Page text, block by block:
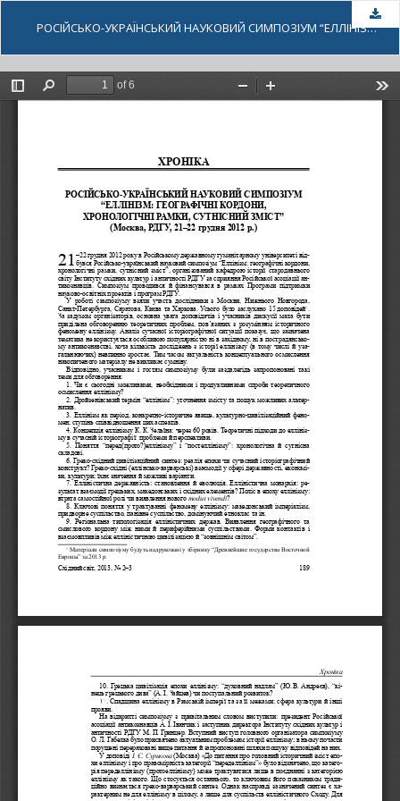
РОСІЙСЬКО-УКРАЇНСЬКИЙ НАУКОВИЙ СИМПОЗІУМ “ЕЛЛІНІЗМ: ГЕОГРАФІЧНІ КОРДОНИ, ХРОНОЛОГІЧНІ РАМКИ, СУТНІСНИЙ ЗМІСТ” (МОСКВА, РДГУ, 21–22 ГРУДНЯ 2012 Р.)